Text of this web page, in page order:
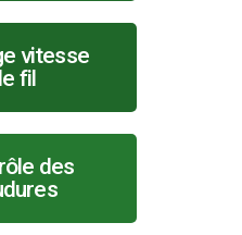
vitesse
fil
des